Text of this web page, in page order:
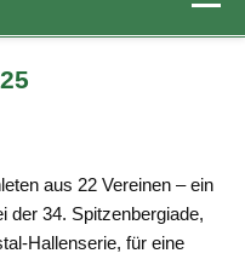
aus 22 Vereinen – ein
der 34. Spitzenbergiade,
Hallenserie, für eine